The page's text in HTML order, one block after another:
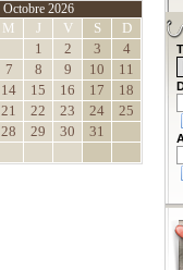
Octobre 2026
M J V S
D
1
2 3
4
7 8 9 10
11
14 15 16 17
18
21 22 23 24
25
28 29 30 31